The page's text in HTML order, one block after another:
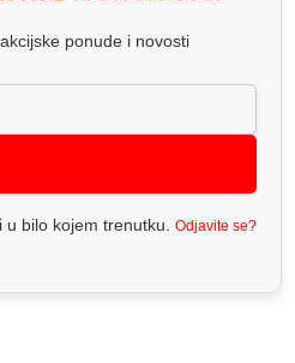
ponude i novosti
bilo kojem trenutku. Odjavite se?